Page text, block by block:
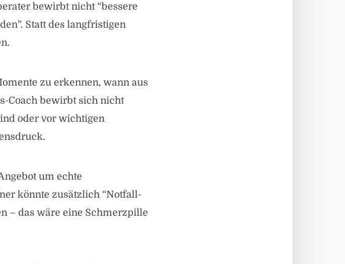
bewirbt nicht “bessere
Statt des langfristigen
zu erkennen, wann aus
Coach bewirbt sich nicht
oder vor wichtigen
um echte
könnte zusätzlich “Notfall-
– das wäre eine Schmerzpille